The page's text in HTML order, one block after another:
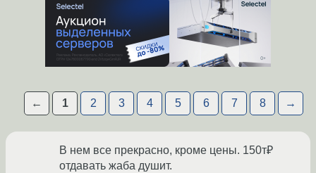
← 1 2 3 4 5 6 7 8 →
В нем все прекрасно, кроме цены. 150т₽
отдавать жаба душит.